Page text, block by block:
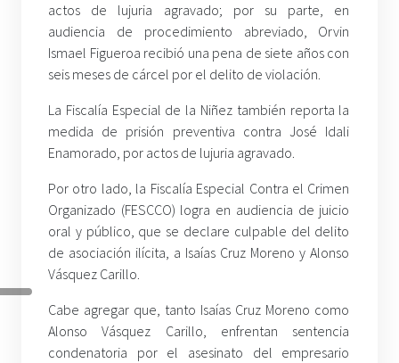
actos de lujuria agravado; por su parte, en
audiencia de procedimiento abreviado, Orvin
Ismael Figueroa recibió una pena de siete años con
seis meses de cárcel por el delito de violación.
La Fiscalía Especial de la Niñez también reporta la
medida de prisión preventiva contra José Idali
Enamorado, por actos de lujuria agravado.
Por otro lado, la Fiscalía Especial Contra el Crimen
Organizado (FESCCO) logra en audiencia de juicio
oral y público, que se declare culpable del delito
de asociación ilícita, a Isaías Cruz Moreno y Alonso
Vásquez Carillo.
Cabe agregar que, tanto Isaías Cruz Moreno como
Alonso Vásquez Carillo, enfrentan sentencia
condenatoria por el asesinato del empresario